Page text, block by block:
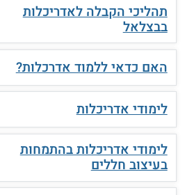
תהליכי הקבלה לאדריכלות
בבצלאל
האם כדאי ללמוד אדרכלות?
לימודי אדריכלות
לימודי אדריכלות בהתמחות
בעיצוב חללים